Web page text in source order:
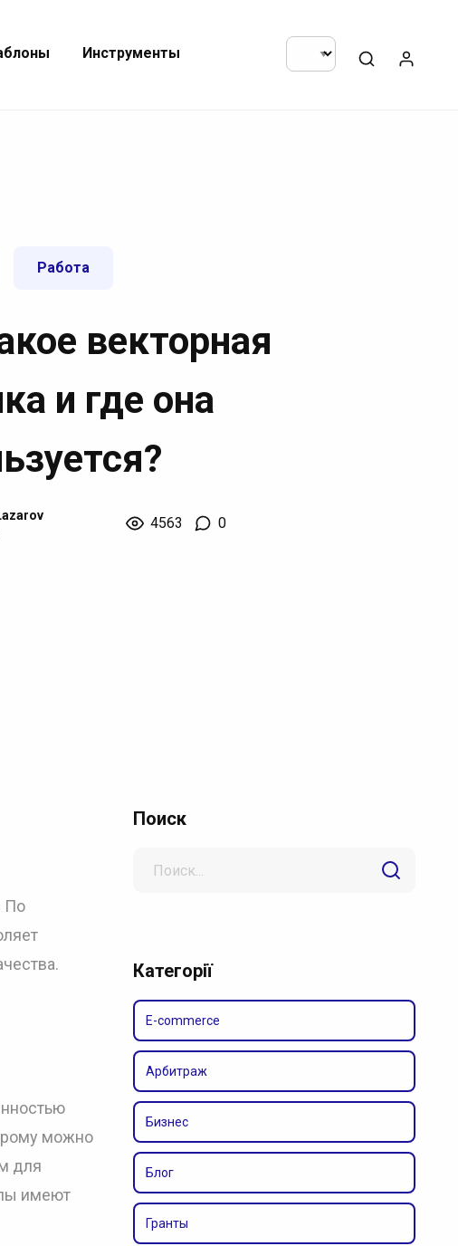
Инструменты
Работа
векторная
и где она
4563 0
По
можно
для
имеют
Поиск
Категорії
E-commerce
Арбитраж
Бизнес
Блог
Гранты